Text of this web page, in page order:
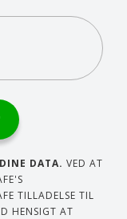
DATA. VED AT
TILLADELSE TIL
HENSIGT AT